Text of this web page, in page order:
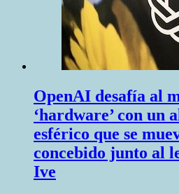
OpenAI desafía al
‘hardware’ con un
esférico que se
concebido junto al
Ive